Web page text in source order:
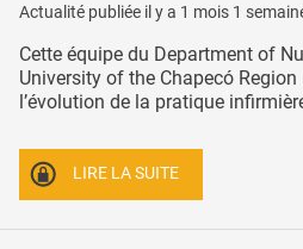
Actualité publiée il y a 1 mois 1
Cette équipe du Department of
University of the Chapecó Region
l’évolution de la pratique
LIRE LA SUITE